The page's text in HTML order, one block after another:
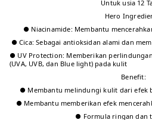
Untuk usia 12
Hero
● Niacinamide: Membantu
● Cica: Sebagai antioksidan alami dan
● UV Protection: Memberikan
(UVA, UVB, dan Blue light) pada kulit
Benefit:
● Membantu melindungi kulit dari efek
● Membantu memberikan efek
● Formula ringan dan